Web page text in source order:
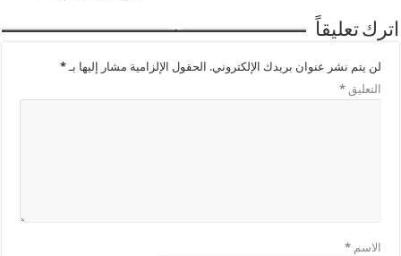
اترك تعليقاً
لن يتم نشر عنوان بريدك الإلكتروني. الحقول الإلزامية مشار إليها بـ*
التعليق*
الاسم*